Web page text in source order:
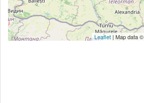
Leaflet| Map data ©